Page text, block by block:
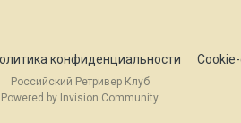
конфиденциальности
Российский Ретривер Клуб
Powered by Invision Community